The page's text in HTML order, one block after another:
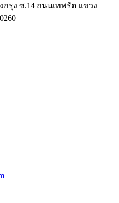
กรุง ซ.14 ถนนเทพรัต แขวง